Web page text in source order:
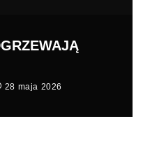
28 maja 2026